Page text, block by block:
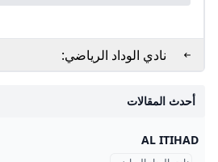
نادي الوداد الرياضي:
أسطورة المغرب
أحدث المقالات
AL ITIHAD